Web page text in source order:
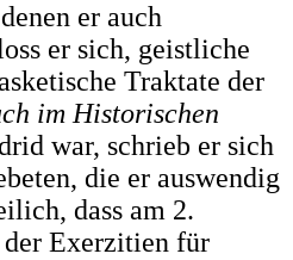
er auch
er sich, geistliche
Traktate der
im Historischen
war, schrieb er sich
die er auswendig
dass am 2.
der Exerzitien für